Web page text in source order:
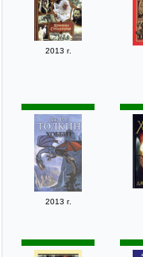
2013 г.
2013 г.